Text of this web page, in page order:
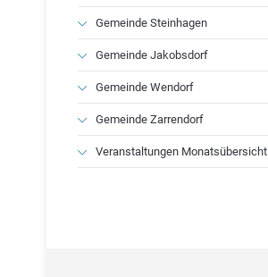
Gemeinde Steinhagen
Gemeinde Jakobsdorf
Gemeinde Wendorf
Gemeinde Zarrendorf
Veranstaltungen Monatsübersicht